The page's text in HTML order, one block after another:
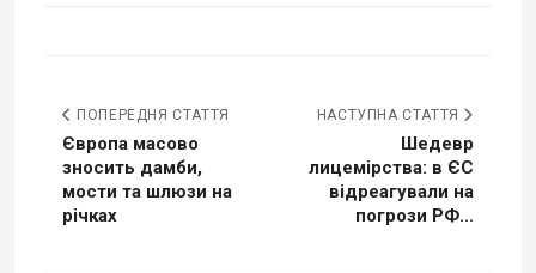
ПОПЕРЕДНЯ СТАТТЯ
Європа масово
зносить дамби,
мости та шлюзи на
річках
НАСТУПНА СТАТТЯ
Шедевр
лицемірства: в ЄС
відреагували на
погрози РФ...